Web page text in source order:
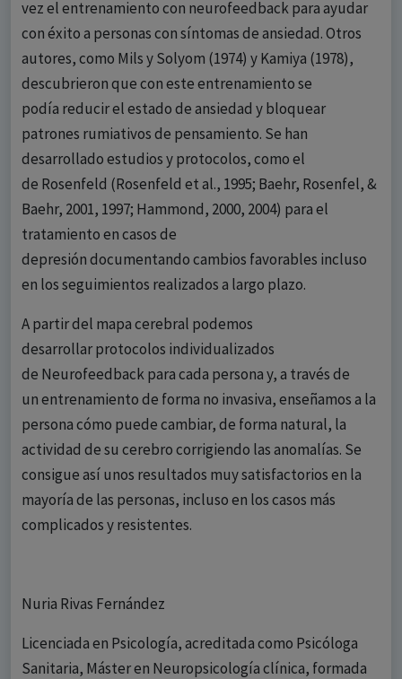
vez el entrenamiento con neurofeedback para ayudar
con éxito a personas con síntomas de ansiedad. Otros
autores, como Mils y Solyom (1974) y Kamiya (1978),
descubrieron que con este entrenamiento se
podía reducir el estado de ansiedad y bloquear
patrones rumiativos de pensamiento. Se han
desarrollado estudios y protocolos, como el
de Rosenfeld (Rosenfeld et al., 1995; Baehr, Rosenfel, &
Baehr, 2001, 1997; Hammond, 2000, 2004) para el
tratamiento en casos de
depresión documentando cambios favorables incluso
en los seguimientos realizados a largo plazo.
A partir del mapa cerebral podemos
desarrollar protocolos individualizados
de Neurofeedback para cada persona y, a través de
un entrenamiento de forma no invasiva, enseñamos a la
persona cómo puede cambiar, de forma natural, la
actividad de su cerebro corrigiendo las anomalías. Se
consigue así unos resultados muy satisfactorios en la
mayoría de las personas, incluso en los casos más
complicados y resistentes.
Nuria Rivas Fernández
Licenciada en Psicología, acreditada como Psicóloga
Sanitaria, Máster en Neuropsicología clínica, formada